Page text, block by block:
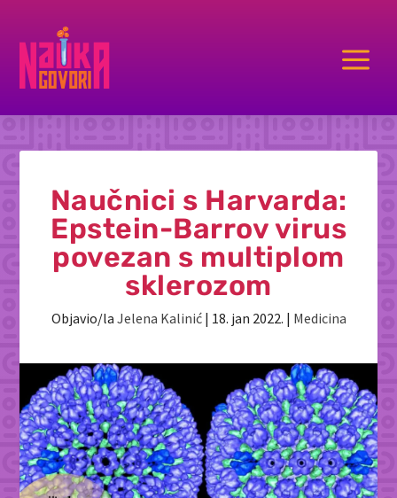
a
Naučnici s Harvarda:
Epstein-Barrov virus
povezan s multiplom
sklerozom
Objavio/la Jelena Kalinić| 18. jan 2022. | Medicina